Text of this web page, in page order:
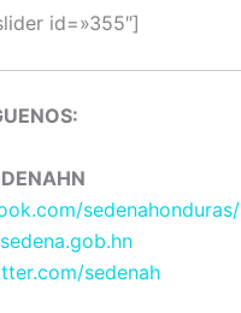
id=»355″]
sedenahonduras/
sedenah